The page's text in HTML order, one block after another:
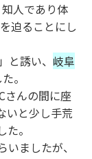
人であり体
迫ることにし
と誘い、 岐阜
。
さんの間に座
いと少し手荒
。
いましたが、